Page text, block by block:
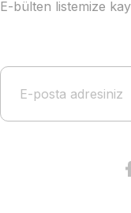
E-bülten listemize